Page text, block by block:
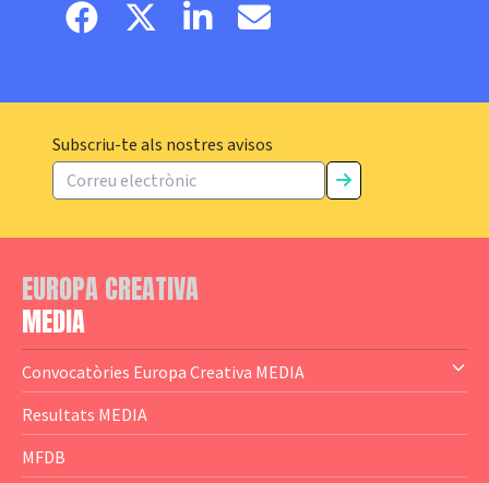
Facebook pageTwitter page
LinkedinEmail
Subscriu-te als nostres avisos
EUROPA CREATIVA
MEDIA
Convocatòries Europa Creativa MEDIA
— Content Cluster
— Business Cluster
Resultats MEDIA
MFDB